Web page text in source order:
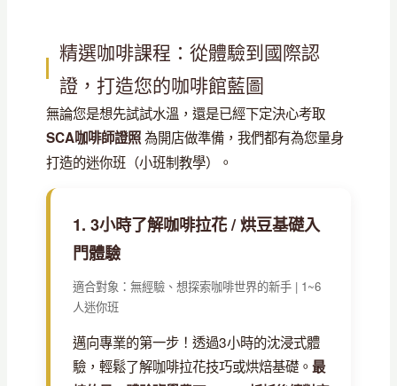
精選咖啡課程：從體驗到國際認
證，打造您的咖啡館藍圖
無論您是想先試試水溫，還是已經下定決心考取
SCA咖啡師證照為開店做準備，我們都有為您量身
打造的迷你班（小班制教學）。
1. 3小時了解咖啡拉花 / 烘豆基礎入
門體驗
適合對象：無經驗、想探索咖啡世界的新手 | 1~6
人迷你班
邁向專業的第一步！透過3小時的沈浸式體
驗，輕鬆了解咖啡拉花技巧或烘焙基礎。 最